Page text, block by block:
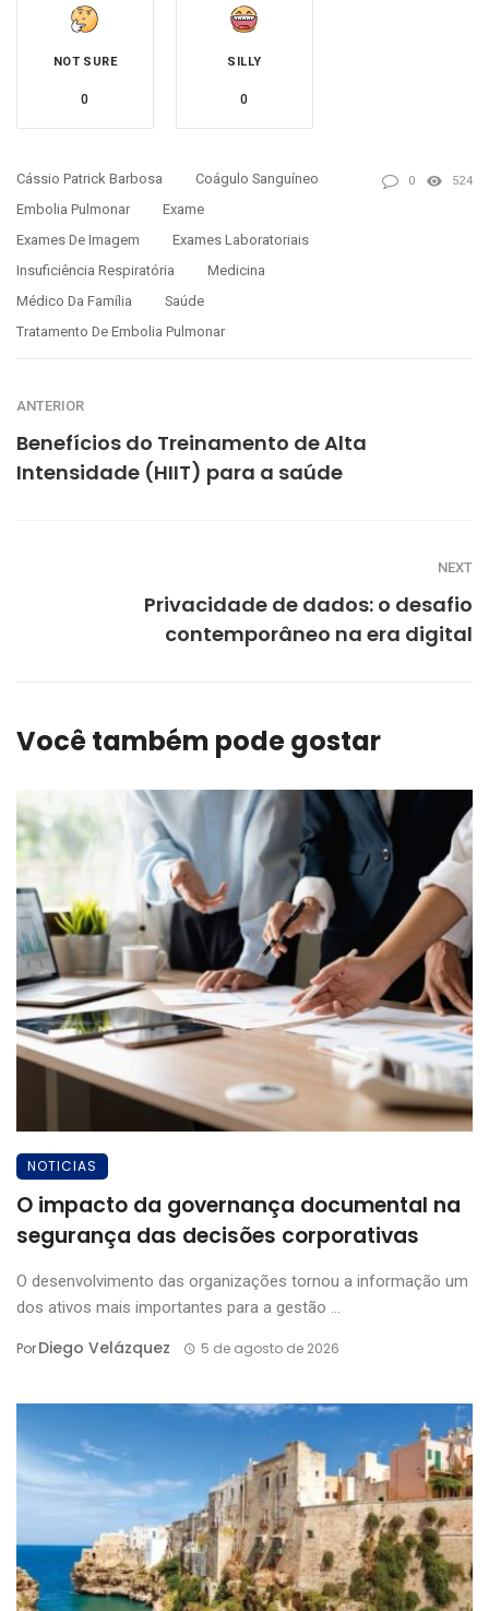
NOT SURE
0
SILLY
0
Cássio Patrick Barbosa
Coágulo Sanguíneo
Embolia Pulmonar
Exame
Exames De Imagem
Exames Laboratoriais
Insuficiência Respiratória
Medicina
Médico Da Família
Saúde
Tratamento De Embolia Pulmonar
0 524
ANTERIOR
Benefícios do Treinamento de Alta
Intensidade (HIIT) para a saúde
NEXT
Privacidade de dados: o desafio
contemporâneo na era digital
Você também pode gostar
NOTICIAS
O impacto da governança documental na
segurança das decisões corporativas
O desenvolvimento das organizações tornou a informação um
dos ativos mais importantes para a gestão ...
PorDiego Velázquez 5 de agosto de 2026